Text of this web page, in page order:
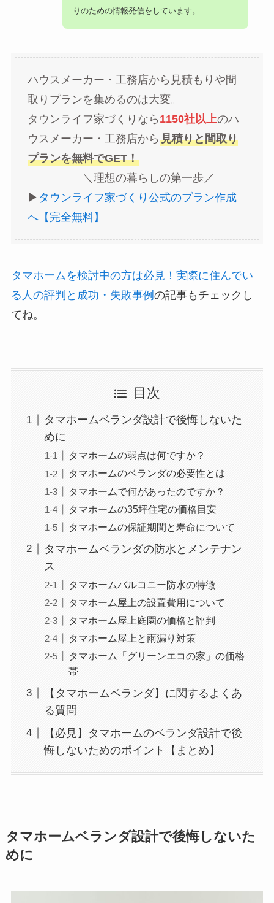
りのための情報発信をしています。
ハウスメーカー・工務店から見積もりや間
取りプランを集めるのは大変。
タウンライフ家づくりなら 1150社以上のハ
ウスメーカー・工務店から 見積りと間取り
プランを無料でGET！
＼理想の暮らしの第一歩／
▶︎ タウンライフ家づくり公式のプラン作成
へ【完全無料】
タマホームを検討中の方は必見！実際に住んでい
る人の評判と成功・失敗事例 の記事もチェックし
てね。
目次
タマホームベランダ設計で後悔しないた
めに
タマホームの弱点は何ですか？
タマホームのベランダの必要性とは
タマホームで何があったのですか？
タマホームの35坪住宅の価格目安
タマホームの保証期間と寿命について
タマホームベランダの防水とメンテナン
ス
タマホームバルコニー防水の特徴
タマホーム屋上の設置費用について
タマホーム屋上庭園の価格と評判
タマホーム屋上と雨漏り対策
タマホーム「グリーンエコの家」の価格
帯
【タマホームベランダ】に関するよくあ
る質問
【必見】タマホームのベランダ設計で後
悔しないためのポイント【まとめ】
タマホームベランダ設計で後悔しないた
めに